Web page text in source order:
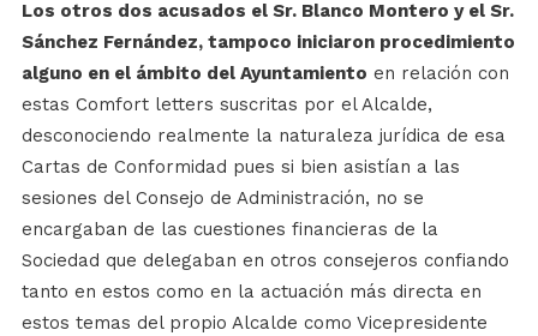
Los otros dos acusados el Sr. Blanco Montero y el Sr.
Sánchez Fernández, tampoco iniciaron procedimiento
alguno en el ámbito del Ayuntamiento en relación con
estas Comfort letters suscritas por el Alcalde,
desconociendo realmente la naturaleza jurídica de esa
Cartas de Conformidad pues si bien asistían a las
sesiones del Consejo de Administración, no se
encargaban de las cuestiones financieras de la
Sociedad que delegaban en otros consejeros confiando
tanto en estos como en la actuación más directa en
estos temas del propio Alcalde como Vicepresidente